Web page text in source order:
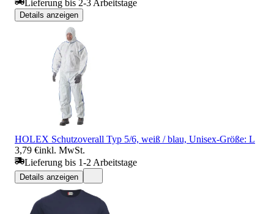
Lieferung bis 2-3 Arbeitstage
Details anzeigen
HOLEX Schutzoverall Typ 5/6, weiß / blau, Unisex-Größe: L
3,79 €inkl. MwSt.
Lieferung bis 1-2 Arbeitstage
Details anzeigen